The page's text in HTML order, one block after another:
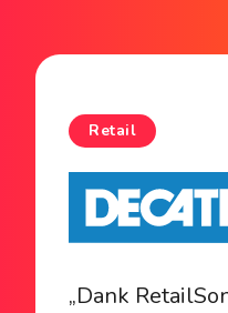
Retail
„Dank